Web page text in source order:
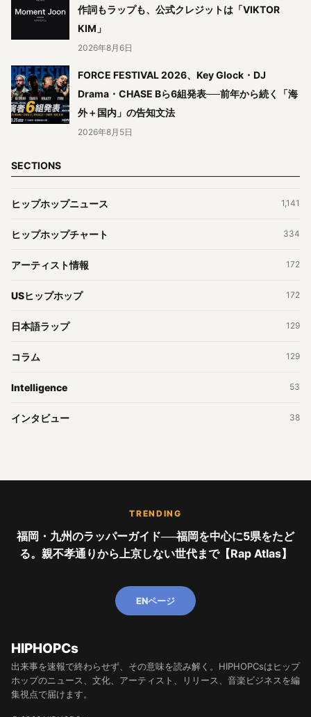
作詞もラップも、公式クレジットは「VIKTOR
KIM」
2026年8月6日
FORCE FESTIVAL 2026、Key Glock・DJ
Drama・CHASE Bら6組発表──前年から続く「海
外＋国内」の告知文法
2026年8月5日
SECTIONS
ヒップホップニュース 1,141
ヒップホップチャート 334
アーティスト情報 172
USヒップホップ 172
日本語ラップ 129
コラム 129
Intelligence 53
インタビュー 38
TRENDING
福岡・九州のラッパーガイド──福岡を中心に5県をたど
る。親不孝通りから上京しない世代まで【Rap Atlas】
ENページ
HIPHOPCs
出来事を速報で終わらせず、その意味を読み解く。HIPHOPCsはヒップ
ホップのニュース、文化、アーティスト、リリース、音楽ビジネスを編
集視点で届けます。